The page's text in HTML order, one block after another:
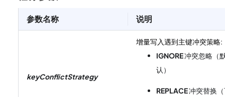
参数名称 说明
keyConflictStrategy
增量写入遇到主键冲突策略:
IGNORE冲突忽略（
认）
REPLACE冲突替换